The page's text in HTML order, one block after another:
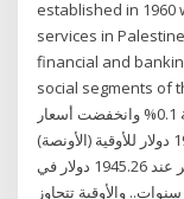
established in
services in
financial and
social segments of
أسعار الذهب انخفضت في المعاملات الفورية 0.1% وانخفضت أسعار
الذهب في المعاملات الفورية 0.1 % إلى 1939.79 دولار للأوقية (الأونصة)
بعد أن بلغت أعلى مستوى منذ التاسع من نوفمبر عند 1945.26 دولار في
وقت سابق الذهب يحقق أفضل أداء على مدى 10 سنوات.. والأوقية تتجاوز